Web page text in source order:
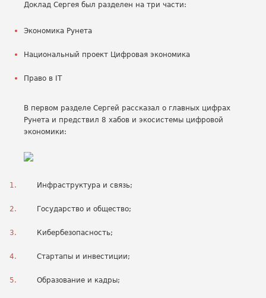
Доклад Сергея был разделен на три части:
Экономика Рунета
Национальный проект Цифровая экономика
Право в IT
В первом разделе Сергей рассказал о главных цифрах
Рунета и предствил 8 хабов и экосистемы цифровой
экономики:
Инфраструктура и связь;
Государство и общество;
Кибербезопасность;
Стартапы и инвестиции;
Образование и кадры;